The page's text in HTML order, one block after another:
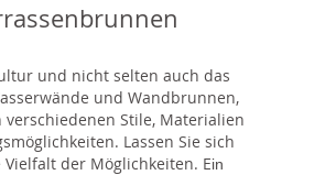
und nicht selten auch das
und Wandbrunnen,
Stile, Materialien
Lassen Sie sich
der Möglichkeiten. Ein